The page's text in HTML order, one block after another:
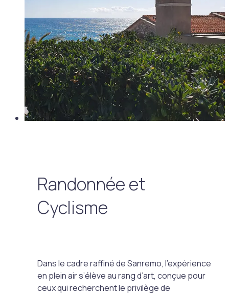
Randonnée et
Cyclisme
Dans le cadre raffiné de Sanremo, l’expérience
en plein air s’élève au rang d’art, conçue pour
ceux qui recherchent le privilège de